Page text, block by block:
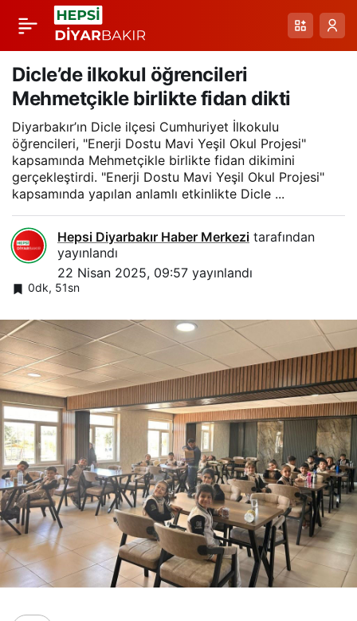
Dicle’de ilkokul öğrencileri
Mehmetçikle birlikte fidan dikti
Diyarbakır’ın Dicle ilçesi Cumhuriyet İlkokulu
öğrencileri, "Enerji Dostu Mavi Yeşil Okul Projesi"
kapsamında Mehmetçikle birlikte fidan dikimini
gerçekleştirdi. "Enerji Dostu Mavi Yeşil Okul Projesi"
kapsamında yapılan anlamlı etkinlikte Dicle ...
Hepsi Diyarbakır Haber Merkezi tarafından
yayınlandı
22 Nisan 2025, 09:57 yayınlandı
0dk, 51sn
Farklı meslek
gruplarından 167
tenisçinin katıldığı
turnuva tamamlandı
Paylaş